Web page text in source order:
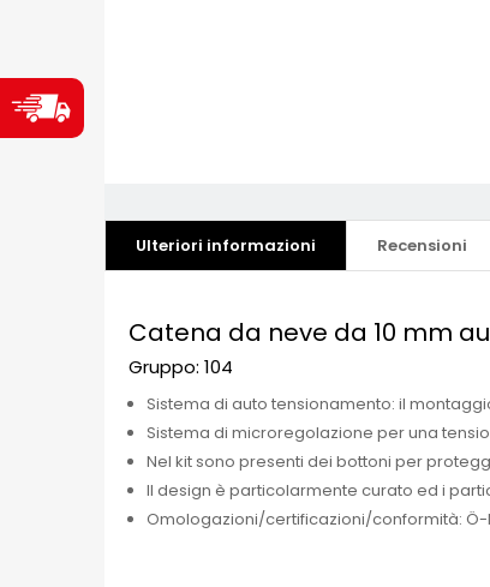
Ulteriori informazioni Recensioni
Catena da neve da 10 mm
Gruppo: 104
Sistema di auto tensionamento: il
Sistema di microregolazione per una
Nel kit sono presenti dei bottoni per
Il design è particolarmente curato ed i
Omologazioni/certificazioni/conformità: Ö-